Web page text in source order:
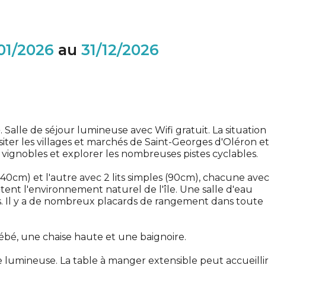
2026 au 31/12/2026
de séjour lumineuse avec Wifi gratuit. La situation
les villages et marchés de Saint-Georges d'Oléron et
et explorer les nombreuses pistes cyclables.
et l'autre avec 2 lits simples (90cm), chacune avec
l'environnement naturel de l'île. Une salle d'eau
Il y a de nombreux placards de rangement dans toute
une chaise haute et une baignoire.
lumineuse. La table à manger extensible peut accueillir